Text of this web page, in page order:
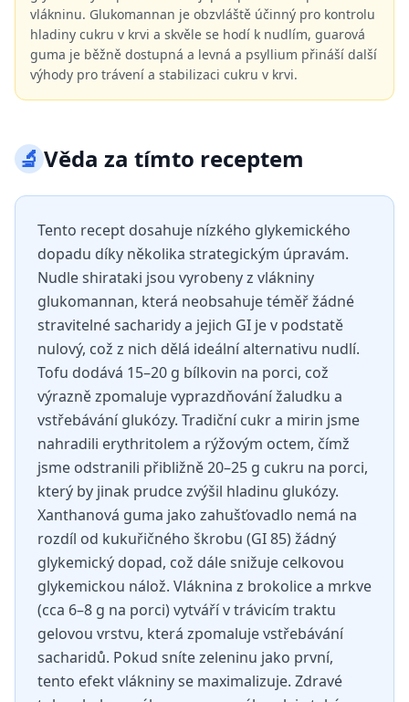
vlákninu. Glukomannan je obzvláště účinný pro kontrolu
hladiny cukru v krvi a skvěle se hodí k nudlím, guarová
guma je běžně dostupná a levná a psyllium přináší další
výhody pro trávení a stabilizaci cukru v krvi.
🔬Věda za tímto receptem
Tento recept dosahuje nízkého glykemického
dopadu díky několika strategickým úpravám.
Nudle shirataki jsou vyrobeny z vlákniny
glukomannan, která neobsahuje téměř žádné
stravitelné sacharidy a jejich GI je v podstatě
nulový, což z nich dělá ideální alternativu nudlí.
Tofu dodává 15–20 g bílkovin na porci, což
výrazně zpomaluje vyprazdňování žaludku a
vstřebávání glukózy. Tradiční cukr a mirin jsme
nahradili erythritolem a rýžovým octem, čímž
jsme odstranili přibližně 20–25 g cukru na porci,
který by jinak prudce zvýšil hladinu glukózy.
Xanthanová guma jako zahušťovadlo nemá na
rozdíl od kukuřičného škrobu (GI 85) žádný
glykemický dopad, což dále snižuje celkovou
glykemickou nálož. Vláknina z brokolice a mrkve
(cca 6–8 g na porci) vytváří v trávicím traktu
gelovou vrstvu, která zpomaluje vstřebávání
sacharidů. Pokud sníte zeleninu jako první,
tento efekt vlákniny se maximalizuje. Zdravé